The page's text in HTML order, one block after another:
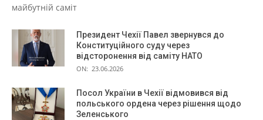
майбутній саміт
Президент Чехії Павел звернувся до
Конституційного суду через
відсторонення від саміту НАТО
ON: 23.06.2026
Посол України в Чехії відмовився від
польського ордена через рішення щодо
Зеленського